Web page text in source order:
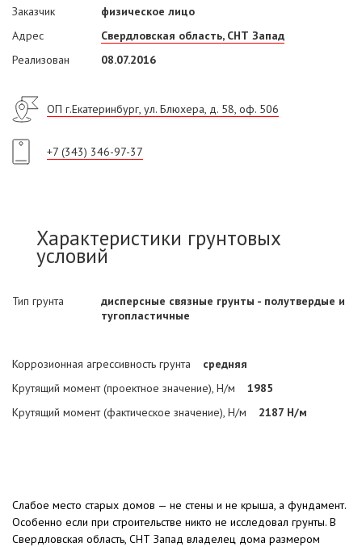
Заказчик
физическое лицо
Адрес
Свердловская область, СНТ Запад
Реализован
08.07.2016
ОП г.Екатеринбург, ул. Блюхера, д. 58, оф. 506
+7 (343) 346-97-37
Характеристики грунтовых
условий
Тип грунта
дисперсные связные грунты - полутвердые и
тугопластичные
Коррозионная агрессивность грунта
средняя
Крутящий момент (проектное значение), Н/м
1985
Крутящий момент (фактическое значение), Н/м
2187 Н/м
Слабое место старых домов — не стены и не крыша, а фундамент.
Особенно если при строительстве никто не исследовал грунты. В
Свердловская область, СНТ Запад владелец дома размером